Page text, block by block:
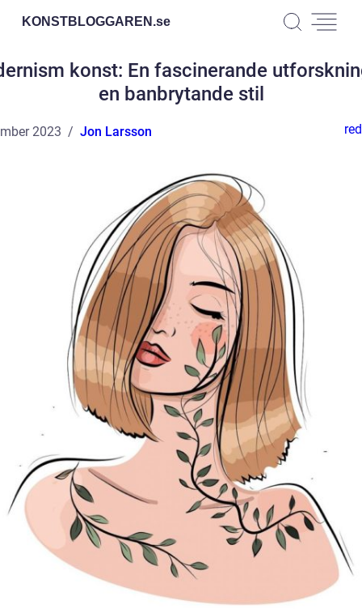
KONSTBLOGGAREN.se
konst: En fascinerande
en banbrytande stil
2023 Jon Larsson